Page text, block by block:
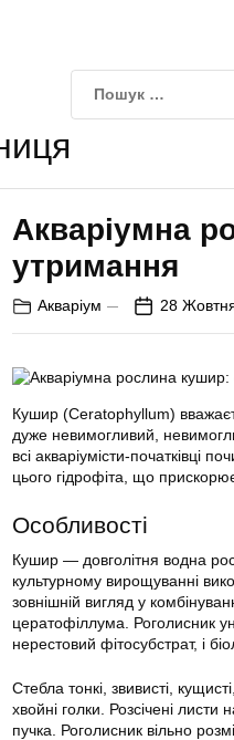
Акваріумна
утримання
Акваріум 28
Кушир (Ceratophyllum)
дуже невимогливий,
всі акваріумісти-початківці
цього гідрофіта, що
Особливості
Кушир — довголітня водна
культурному вирощуванні
зовнішній вигляд у
цератофіллума. Роголисник
нерестовий фітосубстрат, і
Стебла тонкі, звивисті,
хвойні голки. Розсічені
пучка. Роголисник вільно